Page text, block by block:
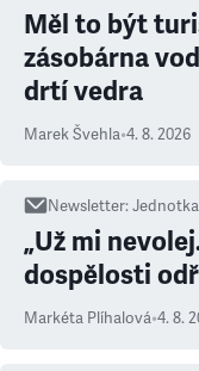
Měl to být
zásobárna
drtí vedra
Marek Švehla•4. 8. 2026
Newsletter:
„Už mi
dospělosti
Markéta Plíhalová•4. 8.